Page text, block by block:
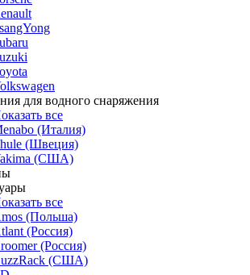
для водного снаряжения
все
(Италия)
(Швеция)
(США)
все
(Польша)
(Россия)
(Россия)
(США)